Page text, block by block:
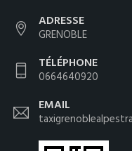
ADRESSE
GRENOBLE
TÉLÉPHONE
0664640920
EMAIL